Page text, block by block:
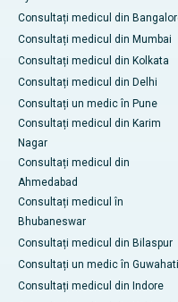
Consultați medicul din
Consultați medicul din Mumbai
Consultați medicul din Kolkata
Consultați medicul din Delhi
Consultați un medic în Pune
Consultați medicul din Karim
Nagar
Consultați medicul din
Ahmedabad
Consultați medicul în
Bhubaneswar
Consultați medicul din Bilaspur
Consultați un medic în Guwahati
Consultați medicul din Indore